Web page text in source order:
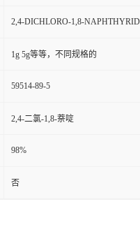
2,4-DICHLORO-1,8-
1g 5g等等，不同规格的
59514-89-5
2,4-二氯-1,8-萘啶
98%
否